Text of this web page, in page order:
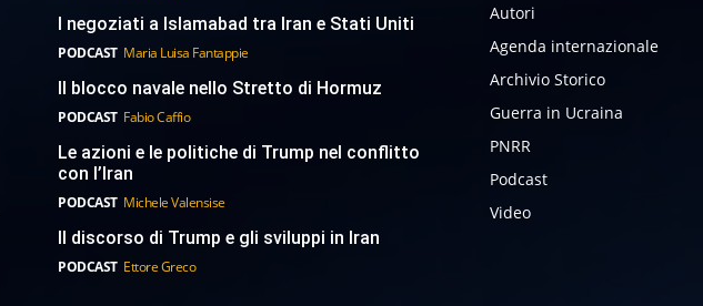
I negoziati a Islamabad tra Iran e Stati Uniti
PODCAST Maria Luisa Fantappie
Il blocco navale nello Stretto di Hormuz
PODCAST Fabio Caffio
Le azioni e le politiche di Trump nel conflitto
con l’Iran
PODCAST Michele Valensise
Il discorso di Trump e gli sviluppi in Iran
PODCAST Ettore Greco
Autori
Agenda internazionale
Archivio Storico
Guerra in Ucraina
PNRR
Podcast
Video